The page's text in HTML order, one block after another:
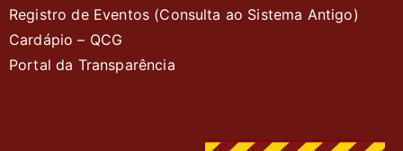
Registro de Eventos (Consulta ao Sistema Antigo)
Cardápio – QCG
Portal da Transparência